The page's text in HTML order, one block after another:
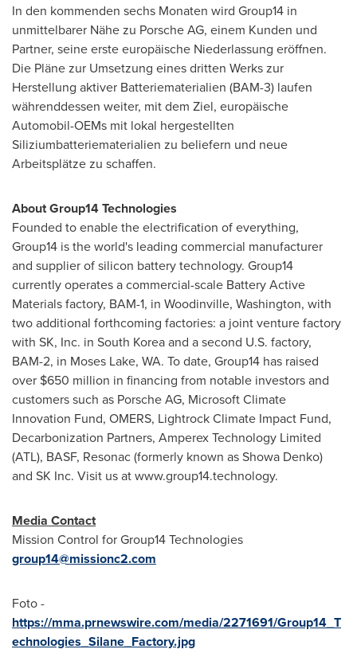
In den kommenden sechs Monaten wird Group14 in
unmittelbarer Nähe zu Porsche AG, einem Kunden und
Partner, seine erste europäische Niederlassung eröffnen.
Die Pläne zur Umsetzung eines dritten Werks zur
Herstellung aktiver Batteriematerialien (BAM-3) laufen
währenddessen weiter, mit dem Ziel, europäische
Automobil-OEMs mit lokal hergestellten
Siliziumbatteriematerialien zu beliefern und neue
Arbeitsplätze zu schaffen.
About Group14 Technologies
Founded to enable the electrification of everything,
Group14 is the world's leading commercial manufacturer
and supplier of silicon battery technology. Group14
currently operates a commercial-scale Battery Active
Materials factory, BAM-1, in Woodinville, Washington, with
two additional forthcoming factories: a joint venture factory
with SK, Inc. in South Koreaand a second U.S. factory,
BAM-2, in Moses Lake, WA. To date, Group14 has raised
over $650 million in financing from notable investors and
customers such as Porsche AG, Microsoft Climate
Innovation Fund, OMERS, Lightrock Climate Impact Fund,
Decarbonization Partners, Amperex Technology Limited
(ATL), BASF, Resonac (formerly known as Showa Denko)
and SK Inc. Visit us at www.group14.technology.
Media Contact
Mission Control for Group14 Technologies
group14@missionc2.com
Foto -
https://mma.prnewswire.com/media/2271691/Group14_T
echnologies_Silane_Factory.jpg